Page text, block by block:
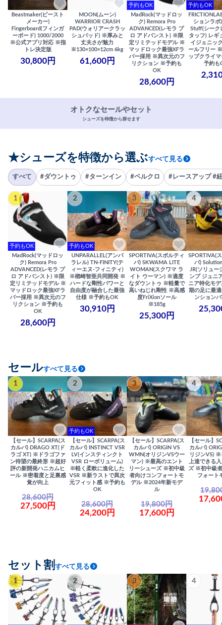
Beastmaker(ビースト
メーカー)
Fingerboard(フィンガ
ーボード) 1000/2000
※公式アプリ対応 ※指
トレ決定版
30,800円
MOON(ムーン)
WARRIOR CRASH
PAD(ウォリアークラッ
シュパッド) ※厚みと
丈夫さが魅力
※130×100×12cm 6kg
61,600円
予約もOK
MadRock(マッドロッ
ク) Remora Pro
ADVANCED(レモラ プ
ロ アドバンスト) ※限
定リミテッドモデル ※
マッドロック最強XFラ
バー採用 ※異次元のフ
リクション ※予約も
OK
28,600円
予約もOK
ションラボ
Stuff(シーク
タッフ) レギ
イジェニッ
ールフリー
ップクライ
予約も
オトクなセールやセット
シューズを特徴から探せます
★シューズを特徴から選ぶすべて見る
すべて #ダウントゥ #ターンイン #ベルクロ #レースアップ #
1
予約もOK
MadRock(マッドロッ
ク) Remora Pro
ADVANCED(レモラ プ
ロ アドバンスト) ※限
定リミテッドモデル ※
マッドロック最強XFラ
バー採用 ※異次元のフ
リクション ※予約も
OK
28,600円
2
予約もOK
UNPARALLEL(アンパ
ラレル) TN-FINITY(テ
ィーエヌ-フィニティ)
※楢崎智亜共同開発 ※
ハードな剛性パワーと
自由度が融合した最強
仕様 ※予約もOK
30,910円
3
SPORTIVA(スポルティ
バ) SKWAMA LITE
WOMAN(スクワマ ラ
イト ウーマン) ※適度
なダウントゥ ※軽量で
高いねじれ剛性 ※高感
度FriXionソール
※185g
25,300円
4
SPORTIVA(
バ)
JR(ソリュー
ンプ ジュニ
ニア特化モ
期の足に最
ンション
セールすべて見る
1
【セール】SCARPA(ス
カルパ) DRAGO XT(ド
ラゴ XT) ※ドラゴファ
ン待望の最終形 ※超好
評の新開発ハニカムヒ
ール ※密着度と足裏感
覚が向上
28,600円
27,500円
2
予約もOK
【セール】SCARPA(ス
カルパ) INSTINCT VSR
LV(インスティンクト
VSR ローボリューム)
※軽く柔軟に進化した
VSR ※新ラストで異次
元フィット感 ※予約も
OK
28,600円
24,200円
3
【セール】SCARPA(ス
カルパ) ORIGIN VS
WMN(オリジンVSウー
マン) ※最高のエント
リーシューズ ※初中級
者向けコンフォートモ
デル ※2024年新モデ
ル
19,800円
17,600円
4
【セール】
カルパ)
リジンVS) ※
上達できる
ズ ※初中級
フォート
セット割 すべて見る
1 2 3 4